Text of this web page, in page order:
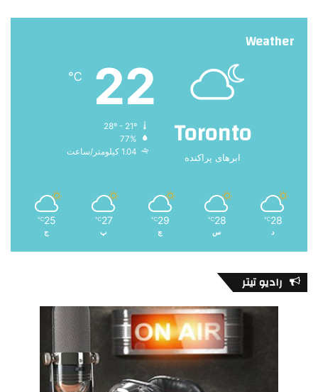
Weather
Toronto
ابرهای پراکنده
22
℃
77%
1.04 کیلومتر/ساعت
28
℃
د
28
℃
س
29
℃
چ
27
℃
پ
25
℃
ج
رادیو تیتر